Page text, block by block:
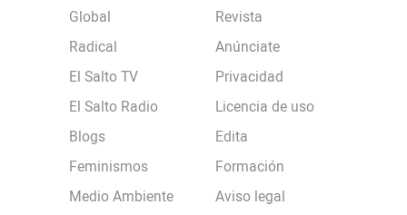
Global
Radical
El Salto TV
El Salto Radio
Blogs
Feminismos
Medio Ambiente
Revista
Anúnciate
Privacidad
Licencia de uso
Edita
Formación
Aviso legal